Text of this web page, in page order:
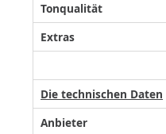
Tonqualität
Extras
Die technischen Daten
Anbieter